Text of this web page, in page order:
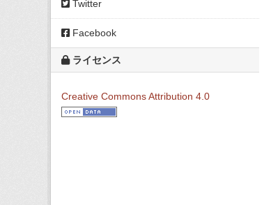
Twitter
Facebook
ライセンス
Creative Commons Attribution 4.0